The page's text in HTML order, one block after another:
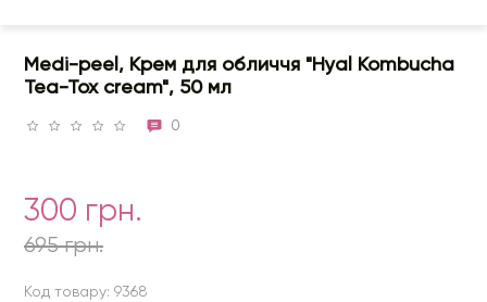
Medi-peel, Крем для обличчя "Hyal Kombucha
Tea-Tox cream", 50 мл
0
300 грн.
695 грн.
Код товару: 9368